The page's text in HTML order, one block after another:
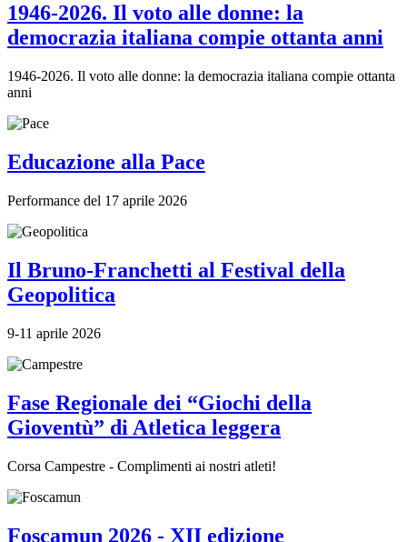
1946-2026. Il voto alle donne: la
democrazia italiana compie ottanta anni
1946-2026. Il voto alle donne: la democrazia italiana compie ottanta
anni
Educazione alla Pace
Performance del 17 aprile 2026
Il Bruno-Franchetti al Festival della
Geopolitica
9-11 aprile 2026
Fase Regionale dei “Giochi della
Gioventù” di Atletica leggera
Corsa Campestre - Complimenti ai nostri atleti!
Foscamun 2026 - XII edizione